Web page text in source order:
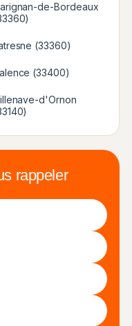
de-Bordeaux
(33360)
(33400)
d'Ornon
rappeler